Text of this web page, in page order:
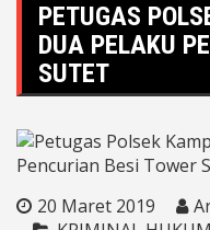
PETUGAS
DUA PELAKU
SUTET
20 Maret 2019